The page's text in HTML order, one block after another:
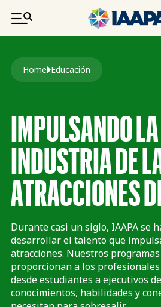
PASAR AL CONTENIDO
Ruta de navegación
Home Educación
IMPULSANDO LA
INDUSTRIA DE
ATRACCIONES
Durante casi un siglo, IAAPA se
desarrollar el talento que
atracciones. Nuestros programas
proporcionan a los
desde estudiantes a ejecutivos
conocimientos, habilidades y